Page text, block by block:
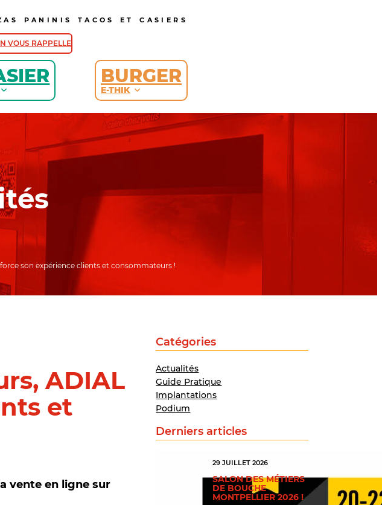
PANINIS TACOS ET CASIERS
VOUS RAPPELLE
BURGER
E-THIK
son expérience clients et consommateurs !
ADIAL
et
vente en ligne sur
Catégories
Actualités
Guide Pratique
Implantations
Podium
Derniers articles
29 JUILLET 2026
SALON DES MÉTIERS
DE BOUCHE
MONTPELLIER 2026 !